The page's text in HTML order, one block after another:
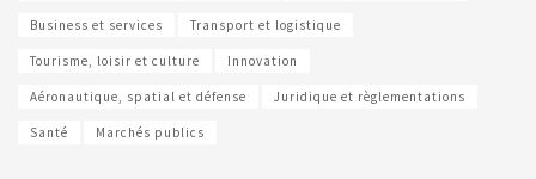
Business et services Transport et logistique
Tourisme, loisir et culture Innovation
Aéronautique, spatial et défense Juridique et règlementations
Santé Marchés publics